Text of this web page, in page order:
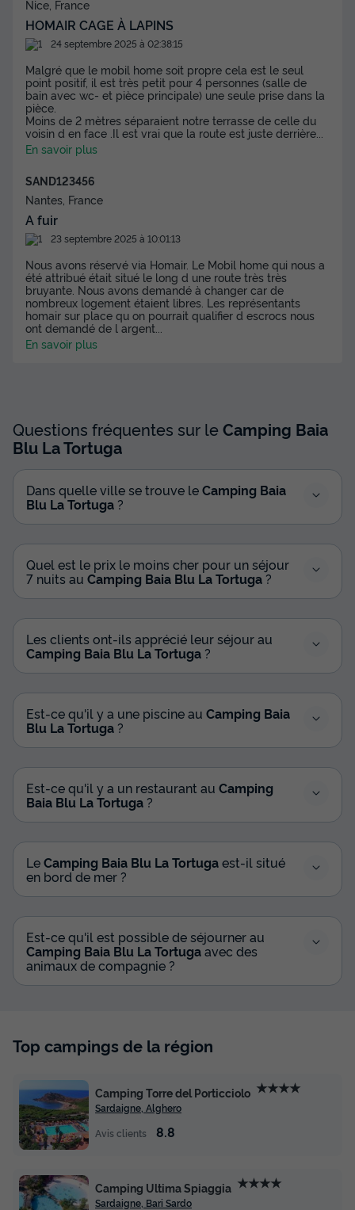
Nice, France
HOMAIR CAGE À LAPINS
24 septembre 2025 à 02:38:15
Malgré que le mobil home soit propre cela est le seul
point positif, il est très petit pour 4 personnes (salle de
bain avec wc- et pièce principale) une seule prise dans la
pièce.
Moins de 2 mètres séparaient notre terrasse de celle du
voisin d en face .Il est vrai que la route est juste derrière
En savoir plus
SAND123456
Nantes, France
A fuir
23 septembre 2025 à 10:01:13
Nous avons réservé via Homair. Le Mobil home qui nous a
été attribué était situé le long d une route très très
bruyante. Nous avons demandé à changer car de
nombreux logement étaient libres. Les représentants
homair sur place qu on pourrait qualifier d escrocs nous
ont demandé de l argent
En savoir plus
Questions fréquentes sur leCamping Baia
Blu La Tortuga
Dans quelle ville se trouve leCamping Baia
Blu La Tortuga ?
Quel est le prix le moins cher pour un séjour
7 nuits au Camping Baia Blu La Tortuga ?
Les clients ont-ils apprécié leur séjour au
Camping Baia Blu La Tortuga ?
Est-ce qu'il y a une piscine au Camping Baia
Blu La Tortuga ?
Est-ce qu'il y a un restaurant au Camping
Baia Blu La Tortuga ?
LeCamping Baia Blu La Tortugaest-il situé
en bord de mer ?
Est-ce qu'il est possible de séjourner au
Camping Baia Blu La Tortugaavec des
animaux de compagnie ?
Top campings de la région
Camping Torre del Porticciolo ★★★★
Sardaigne, Alghero
Avis clients
8.8
Camping Ultima Spiaggia ★★★★
Sardaigne, Bari Sardo